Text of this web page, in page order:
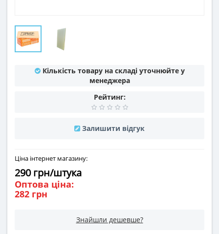
Кількість товару на складі уточнюйте у
менеджера
Рейтинг:
Залишити відгук
Ціна інтернет магазину:
290 грн/штука
Оптова ціна:
282 грн
Знайшли дешевше?